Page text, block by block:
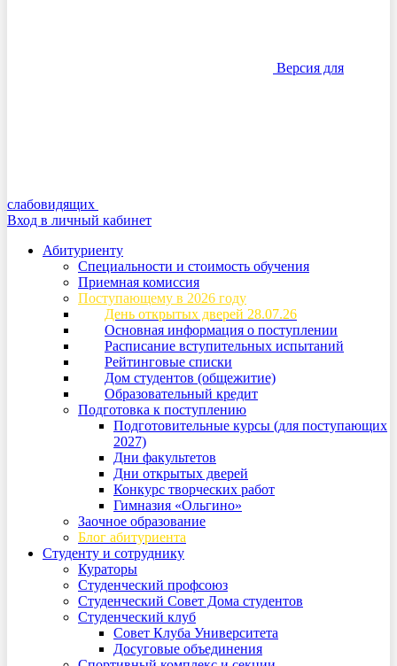
Версия для
слабовидящих
Вход в личный кабинет
Абитуриенту
Специальности и стоимость обучения
Приемная комиссия
Поступающему в 2026 году
День открытых дверей 28.07.26
Основная информация о поступлении
Расписание вступительных испытаний
Рейтинговые списки
Дом студентов (общежитие)
Образовательный кредит
Подготовка к поступлению
Подготовительные курсы (для поступающих
2027)
Дни факультетов
Дни открытых дверей
Конкурс творческих работ
Гимназия «Ольгино»
Заочное образование
Блог абитуриента
Студенту и сотруднику
Кураторы
Студенческий профсоюз
Студенческий Совет Дома студентов
Студенческий клуб
Совет Клуба Университета
Досуговые объединения